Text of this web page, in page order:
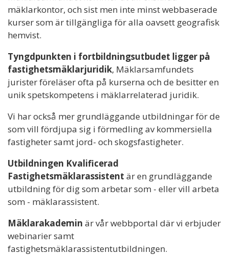
mäklarkontor, och sist men inte minst webbaserade
kurser som är tillgängliga för alla oavsett geografisk
hemvist.
Tyngdpunkten i fortbildningsutbudet ligger på
fastighetsmäklarjuridik, Mäklarsamfundets
jurister föreläser ofta på kurserna och de besitter en
unik spetskompetens i mäklarrelaterad juridik.
Vi har också mer grundläggande utbildningar för de
som vill fördjupa sig i förmedling av kommersiella
fastigheter samt jord- och skogsfastigheter.
Utbildningen Kvalificerad
Fastighetsmäklarassistent är en grundläggande
utbildning för dig som arbetar som - eller vill arbeta
som - mäklarassistent.
Mäklarakademin är vår webbportal där vi erbjuder
webinarier samt
fastighetsmäklarassistentutbildningen.